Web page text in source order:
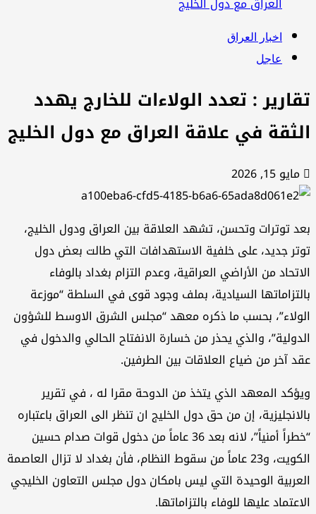
اخبار العراق
عاجل
: تعدد الولاءات للخارج يهدد
في علاقة العراق مع دول الخليج
مايو 15, 2026
توترات وتحسن، تشهد العلاقة بين العراق ودول الخليج،
جديد، على خلفية الاستهدافات التي طالت بعض دول
من الأراضي العراقية، وعدم التزام بغداد بالوفاء
السيادية، بملف وجود قوى في السلطة “موزعة
بحسب ما ذكره معهد “مجلس الشرق الاوسط للشؤون
والذي يحذر من خسارة الانفتاح الحالي والدخول في
آخر من ضياع العلاقات بين الطرفين.
المعهد الذي يتخذ من الدوحة مقرا له ، في تقرير
إن من حق دول الخليج ان تنظر الى العراق باعتباره
“خطراً أمنياً”، لانه بعد 36 عاماً من دخول قوات صدام حسين
الكويت، و23 عاماً من سقوط النظام، فأن بغداد لا تزال العاصمة
الوحيدة التي ليس بامكان دول مجلس التعاون الخليجي
عليها للوفاء بالتزاماتها.